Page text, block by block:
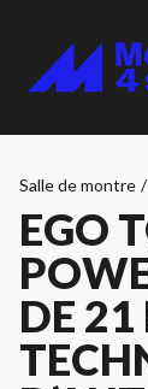
Salle de montre /
EGO
DE 21